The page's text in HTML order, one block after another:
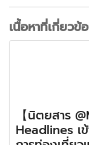
เนื้อหาที่เกี่ยวข้
【นิตยสาร
Headlines เ